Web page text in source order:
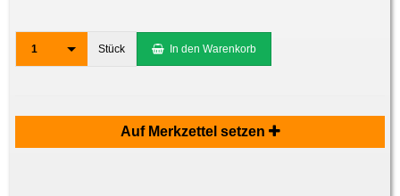
1 Stück In den Warenkorb
Auf Merkzettel setzen